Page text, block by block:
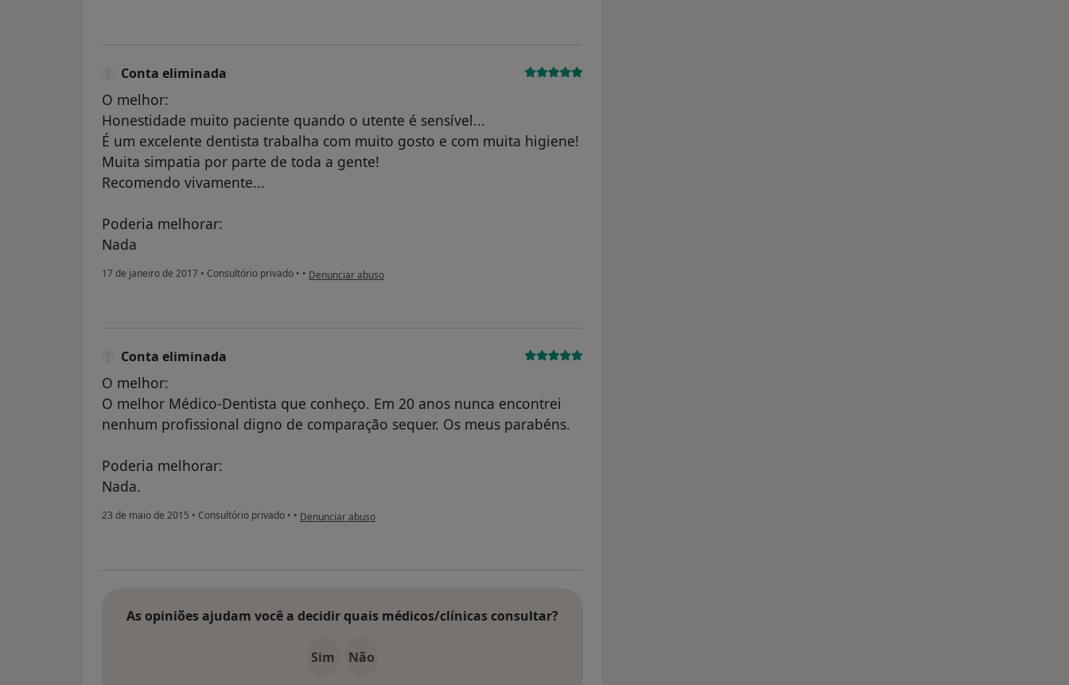
Conta eliminada
O melhor:
Honestidade muito paciente quando o utente é sensível...
É um excelente dentista trabalha com muito gosto e com muita higiene!
Muita simpatia por parte de toda a gente!
Recomendo vivamente...
Poderia melhorar:
Nada
17 de janeiro de 2017 • Consultório privado • • na opinião do utilizador Conta eliminada
Denunciar abuso
Conta eliminada
O melhor:
O melhor Médico-Dentista que conheço. Em 20 anos nunca encontrei
nenhum profissional digno de comparação sequer. Os meus parabéns.
Poderia melhorar:
Nada.
23 de maio de 2015 • Consultório privado • • na opinião do utilizador Conta eliminada
Denunciar abuso
As opiniões ajudam você a decidir quais médicos/clínicas consultar?
Sim Não